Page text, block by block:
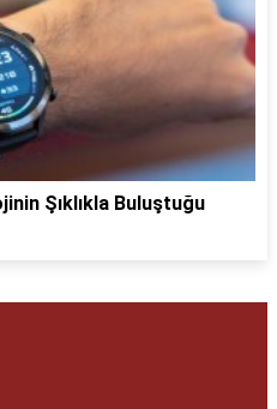
Şıklıkla Buluştuğu